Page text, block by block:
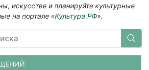
искусстве и планируйте культурные
на портале «Культура.РФ».